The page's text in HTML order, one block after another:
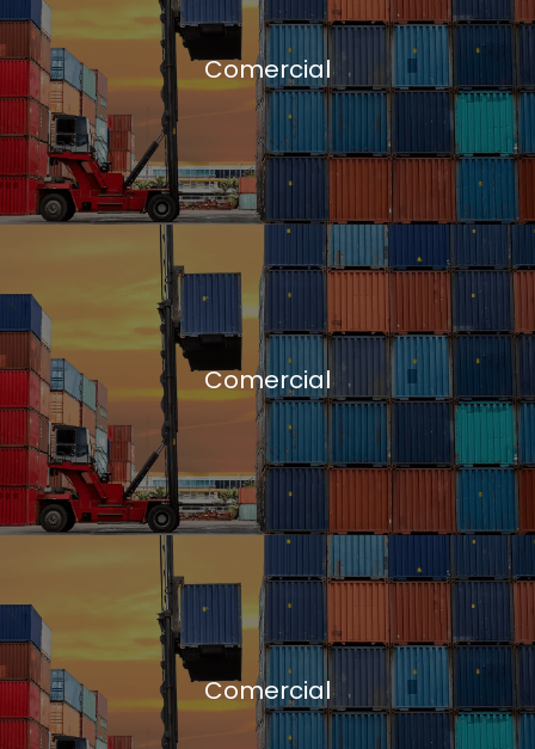
Comercial
Comercial
Comercial